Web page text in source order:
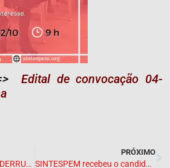
Edital de convocação 04-
AÇÃO URGENTE PELA DERRUBADA DO VETO QUE IMPEDE PAGAMENTO DOS PRECATÓRIOS DO FUNDEF AOS PROFESSORES.
PRÓXIMO
SINTESPEM recebeu o candidato a prefeito de Presidente Dutra, Jean Veloso